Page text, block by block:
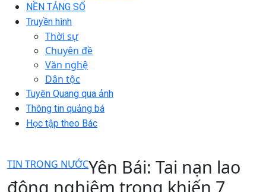
NỀN TẢNG SỐ
Truyền hình
Thời sự
Chuyên đề
Văn nghệ
Dân tộc
Tuyên Quang qua ảnh
Thông tin quảng bá
Học tập theo Bác
TIN TRONG NƯỚCYên Bái: Tai nạn lao
động nghiêm trọng khiến 7